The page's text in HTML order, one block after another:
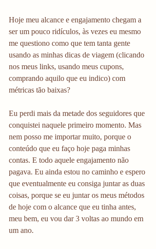
Hoje meu alcance e engajamento chegam a
ser um pouco ridículos, às vezes eu mesmo
me questiono como que tem tanta gente
usando as minhas dicas de viagem (clicando
nos meus links, usando meus cupons,
comprando aquilo que eu indico) com
métricas tão baixas?
Eu perdi mais da metade dos seguidores que
conquistei naquele primeiro momento. Mas
nem posso me importar muito, porque o
conteúdo que eu faço hoje paga minhas
contas. E todo aquele engajamento não
pagava. Eu ainda estou no caminho e espero
que eventualmente eu consiga juntar as duas
coisas, porque se eu juntar os meus métodos
de hoje com o alcance que eu tinha antes,
meu bem, eu vou dar 3 voltas ao mundo em
um ano.